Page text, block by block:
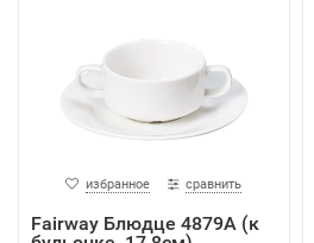
избранное сравнить
Fairway Блюдце 4879A (к